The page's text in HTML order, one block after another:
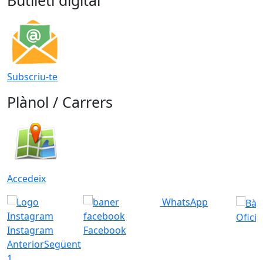
Subscriu-te
Plànol / Carrers
Accedeix
Instagram Facebook
WhatsApp
AnteriorSegüent